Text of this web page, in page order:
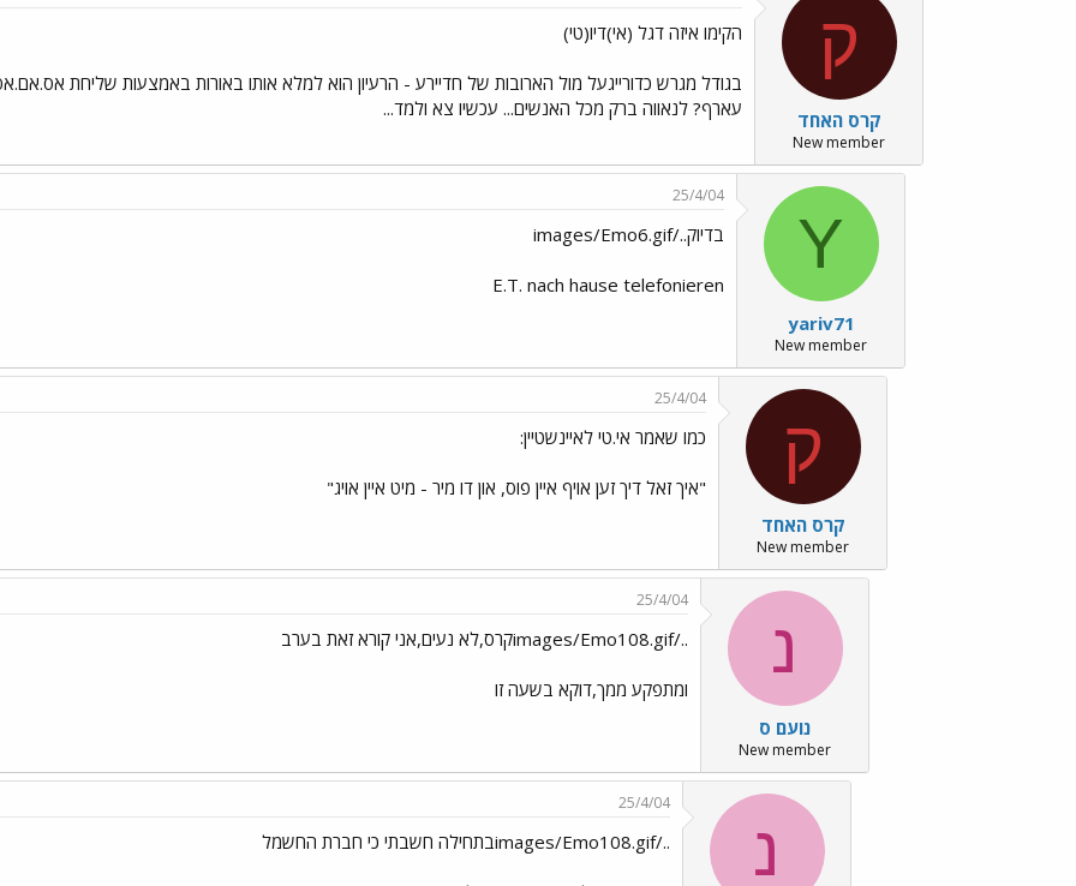
ק
קרס האחד
New member
הקימו איזה דגל (אי)דיו(טי)
בגודל מגרש כדורייגעל מול הארובות של חדיירע - הרעיון הוא למלא אותו באורות באמצעות שליחת
עארף? לנאווה ברק מכל האנשים... עכשיו צא ולמד...
Y
yariv71
New member
25/4/04
בדיוק../images/Emo6.gif
E.T. nach hause telefonieren
ק
קרס האחד
New member
25/4/04
כמו שאמר אי.טי לאיינשטיין:
"איך זאל דיך זען אויף איין פוס, און דו מיר - מיט איין אויג"
נ
נועם ס
New member
25/4/04
../images/Emo108.gifקרס,לא נעים,אני קורא זאת בערב
ומתפקע ממך,דוקא בשעה זו
נ
25/4/04
../images/Emo108.gifבתחילה חשבתי כי חברת החשמל